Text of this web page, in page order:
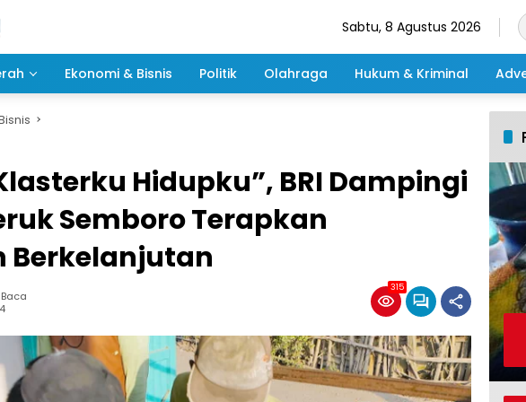
Sabtu, 8 Agustus 2026
Ekonomi & Bisnis Politik Olahraga Hukum & Kriminal
Hidupku”, BRI Dampingi
Semboro Terapkan
Berkelanjutan
315